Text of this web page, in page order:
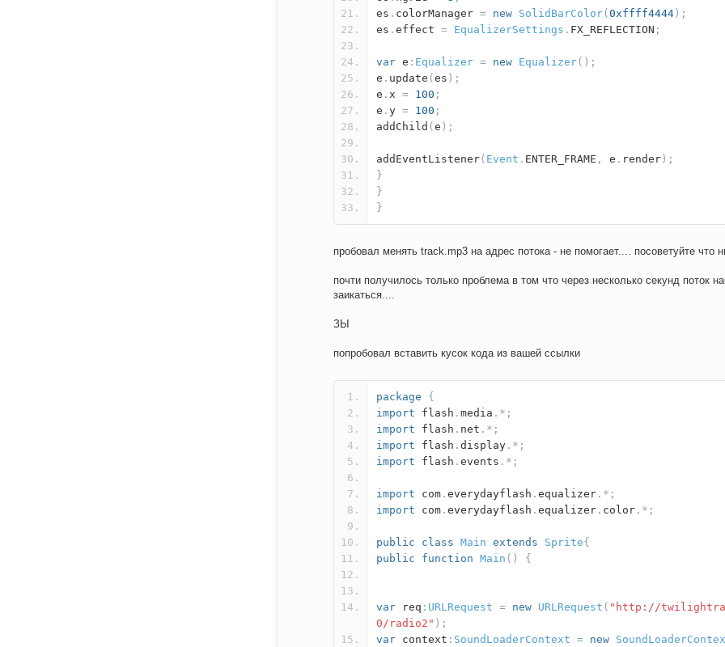
es . colorManager = new SolidBarColor( 0xffff4444 );
es . effect = EqualizerSettings . FX_REFLECTION ;
var e : Equalizer = new Equalizer();
e . update ( es );
e . x = 100 ;
e . y = 100 ;
addChild ( e );
addEventListener( Event . ENTER_FRAME , e . render );
}
}
}
пробовал менять track.mp3 на адрес потока - не помогает.... посоветуйте что
почти получилось только проблема в том что через несколько секунд поток
заикаться....
ЗЫ
попробовал вставить кусок кода из вашей ссылки
package
{
import flash . media .*;
import flash . net .*;
import flash . display .*;
import flash . events .*;
import com . everydayflash . equalizer .*;
import com . everydayflash . equalizer . color .*;
public class Main extends Sprite{
public
function Main () {
var req : URLRequest = new URLRequest ( "http://
0/radio2" );
var context : SoundLoaderContext = new